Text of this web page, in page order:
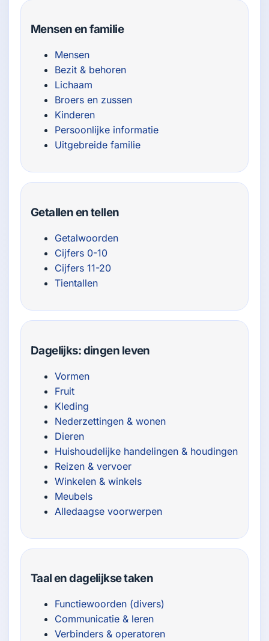
Mensen en familie
Mensen
Bezit & behoren
Lichaam
Broers en zussen
Kinderen
Persoonlijke informatie
Uitgebreide familie
Getallen en tellen
Getalwoorden
Cijfers 0-10
Cijfers 11-20
Tientallen
Dagelijks: dingen leven
Vormen
Fruit
Kleding
Nederzettingen & wonen
Dieren
Huishoudelijke handelingen & houdingen
Reizen & vervoer
Winkelen & winkels
Meubels
Alledaagse voorwerpen
Taal en dagelijkse taken
Functiewoorden (divers)
Communicatie & leren
Verbinders & operatoren